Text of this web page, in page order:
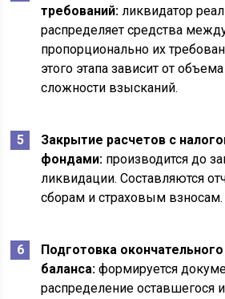
требований: ликвидатор
распределяет средства
пропорционально их
этого этапа зависит от
сложности взысканий.
Закрытие расчетов с
фондами: производится до
ликвидации. Составляются
сборам и страховым взносам.
Подготовка
баланса: формируется
распределение оставшегося